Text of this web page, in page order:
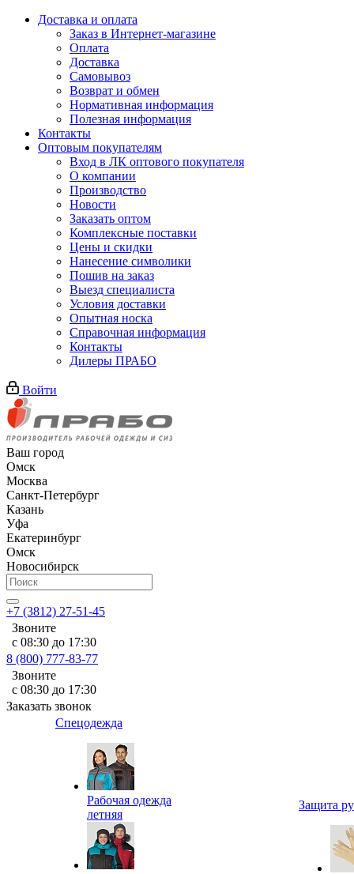
Доставка и оплата
Заказ в Интернет-магазине
Оплата
Доставка
Самовывоз
Возврат и обмен
Нормативная информация
Полезная информация
Контакты
Оптовым покупателям
Вход в ЛК оптового покупателя
О компании
Производство
Новости
Заказать оптом
Комплексные поставки
Цены и скидки
Нанесение символики
Пошив на заказ
Выезд специалиста
Условия доставки
Опытная носка
Справочная информация
Контакты
Дилеры ПРАБО
Войти
Ваш город
Омск
Москва
Санкт-Петербург
Казань
Уфа
Екатеринбург
Омск
Новосибирск
+7 (3812) 27-51-45
Звоните
с 08:30 до 17:30
8 (800) 777-83-77
Звоните
с 08:30 до 17:30
Заказать звонок
Спецодежда
Рабочая одежда
летняя
Защита